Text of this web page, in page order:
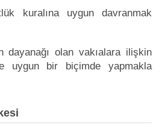
kuralına uygun davranmak
dayanağı olan vakıalara ilişkin
uygun bir biçimde yapmakla